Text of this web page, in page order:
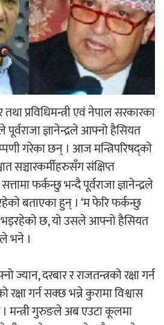
डट कम’ले बुधबारदेखि आफ्नो
सेवा सञ्चालनमा
छैन ‘गौँथली’को टिकट
अफिस’ को परिचर्चा सम्पन्न
प्रविधिमन्त्री एवं नेपाल सरकारका
ज्ञानेन्द्रले आफ्नो हैसियत
गरेका छन् । आज मन्त्रिपरिषद्को
सञ्चारकर्मीहरुसँग संक्षिप्त
फर्कन्छु भन्दै पूर्वराजा ज्ञानेन्द्रले
बताएका हुन् । ‘म फेरि फर्कन्छु
छ, यो उसले आफ्नो हैसियत
भने ।
दरबार र राजतन्त्रको रक्षा गर्न
गर्न सक्छ भन्ने कुरामा विश्वास
मन्त्री गुरुङले अब एउटा कूलमा